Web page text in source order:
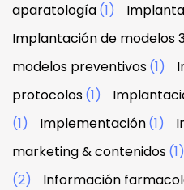
aparatología(1)
Implantación de modelos
modelos preventivos(1)
protocolos(1)
(1)
Implementación(1)
marketing & contenidos(1)
(2)
Información